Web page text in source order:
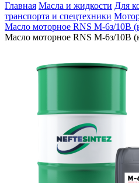
Главная Масла и жидкости Для
транспорта и спецтехники
Масло моторное RNS М-6з/10В
Масло моторное RNS М-6з/10В